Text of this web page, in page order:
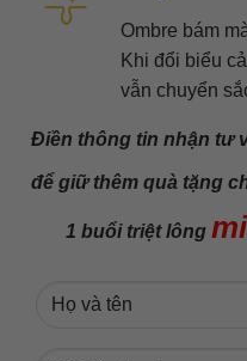
Ombre bám
Khi đổi biểu
vẫn chuyển
Điền thông tin nhận tư
để giữ thêm quà tặng
1 buổi triệt lông